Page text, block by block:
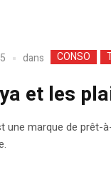
dans CONSO
et les
une marque de prêt-